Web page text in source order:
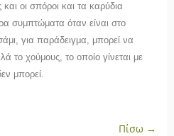
οι σπόροι και τα καρύδια
συμπτώματα όταν είναι στο
για παράδειγμα, μπορεί να
το χούμους, το οποίο γίνεται με
μπορεί.
Πίσω →